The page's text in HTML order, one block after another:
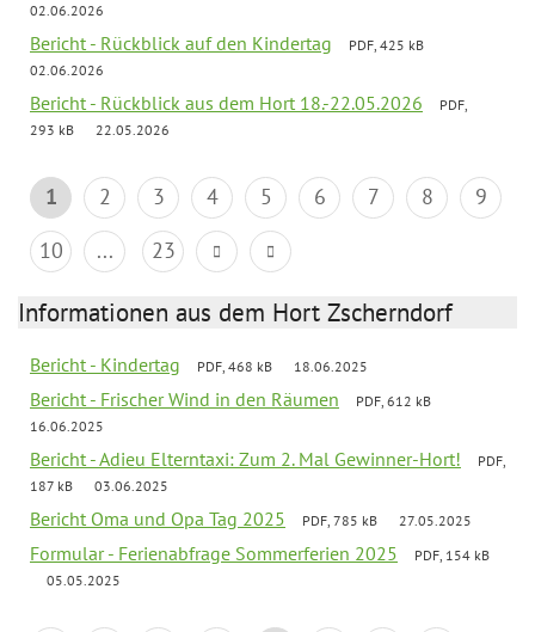
02.06.2026
Bericht - Rückblick auf den Kindertag
PDF, 425 kB
02.06.2026
Bericht - Rückblick aus dem Hort 18.-22.05.2026
PDF,
293 kB
22.05.2026
1 2 3 4 5 6 7 8
9
10
... 23
Informationen aus dem Hort Zscherndorf
Bericht - Kindertag PDF, 468 kB 18.06.2025
Bericht - Frischer Wind in den Räumen
PDF, 612 kB
16.06.2025
Bericht - Adieu Elterntaxi: Zum 2. Mal Gewinner-Hort!
PDF,
187 kB
03.06.2025
Bericht Oma und Opa Tag 2025 PDF, 785 kB 27.05.2025
Formular - Ferienabfrage Sommerferien 2025
PDF, 154 kB
05.05.2025